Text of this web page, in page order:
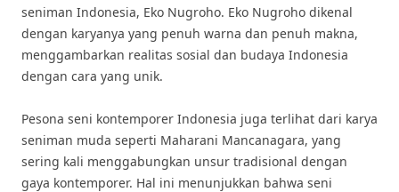
seniman Indonesia, Eko Nugroho. Eko Nugroho dikenal
dengan karyanya yang penuh warna dan penuh makna,
menggambarkan realitas sosial dan budaya Indonesia
dengan cara yang unik.
Pesona seni kontemporer Indonesia juga terlihat dari karya
seniman muda seperti Maharani Mancanagara, yang
sering kali menggabungkan unsur tradisional dengan
gaya kontemporer. Hal ini menunjukkan bahwa seni